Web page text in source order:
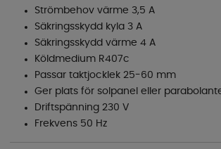
Strömbehov värme 3,5 A
Säkringsskydd kyla 3 A
Säkringsskydd värme 4 A
Köldmedium R407c
Passar taktjocklek 25-60 mm
Ger plats för solpanel eller
Driftspänning 230 V
Frekvens 50 Hz